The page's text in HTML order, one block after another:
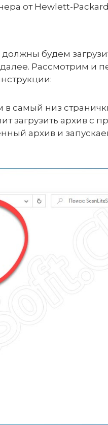
от Hewlett-
будем
далее. Рассмотрим и
в самый низ
загрузить архив
архив и